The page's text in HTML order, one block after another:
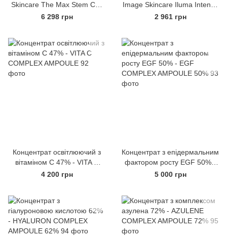
Skincare The Max Stem Cell
Serum
6 298 грн
Image Skincare Iluma Intense
Brightening Serum
2 961 грн
Концентрат освітлюючий з
вітаміном С 47% - VITA C
COMPLEX AMPOULE
4 200 грн
Концентрат з епідермальним
фактором росту EGF 50% -
EGF COMPLEX AMPOULE
5 000 грн